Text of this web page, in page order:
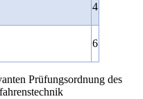
4
6
Prüfungsordnung des